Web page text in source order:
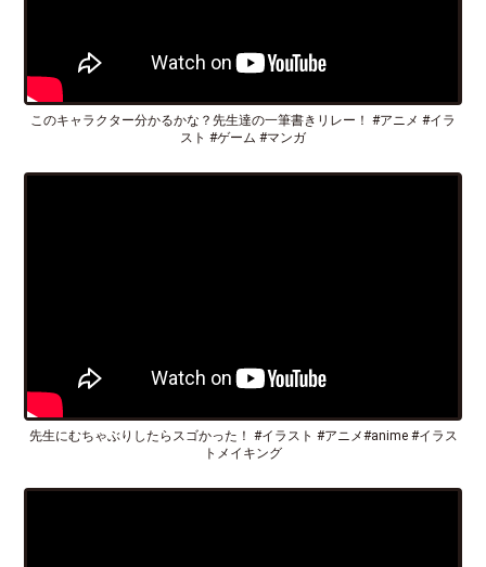
このキャラクター分かるかな？先生達の一筆書きリレー！ #アニメ #イラ
スト #ゲーム #マンガ
先生にむちゃぶりしたらスゴかった！ #イラスト #アニメ#anime #イラス
トメイキング